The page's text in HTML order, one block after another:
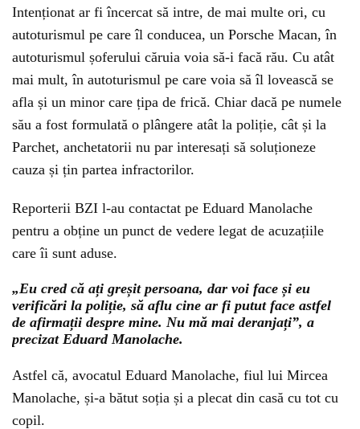
Intenționat ar fi încercat să intre, de mai multe ori, cu
autoturismul pe care îl conducea, un Porsche Macan, în
autoturismul șoferului căruia voia să-i facă rău. Cu atât
mai mult, în autoturismul pe care voia să îl lovească se
afla și un minor care țipa de frică. Chiar dacă pe numele
său a fost formulată o plângere atât la poliție, cât și la
Parchet, anchetatorii nu par interesați să soluționeze
cauza și țin partea infractorilor.
Reporterii BZI l-au contactat pe Eduard Manolache
pentru a obține un punct de vedere legat de acuzațiile
care îi sunt aduse.
„Eu cred că ați greșit persoana, dar voi face și eu
verificări la poliție, să aflu cine ar fi putut face astfel
de afirmații despre mine. Nu mă mai deranjați”, a
precizat Eduard Manolache.
Astfel că, avocatul Eduard Manolache, fiul lui Mircea
Manolache, și-a bătut soția și a plecat din casă cu tot cu
copil.